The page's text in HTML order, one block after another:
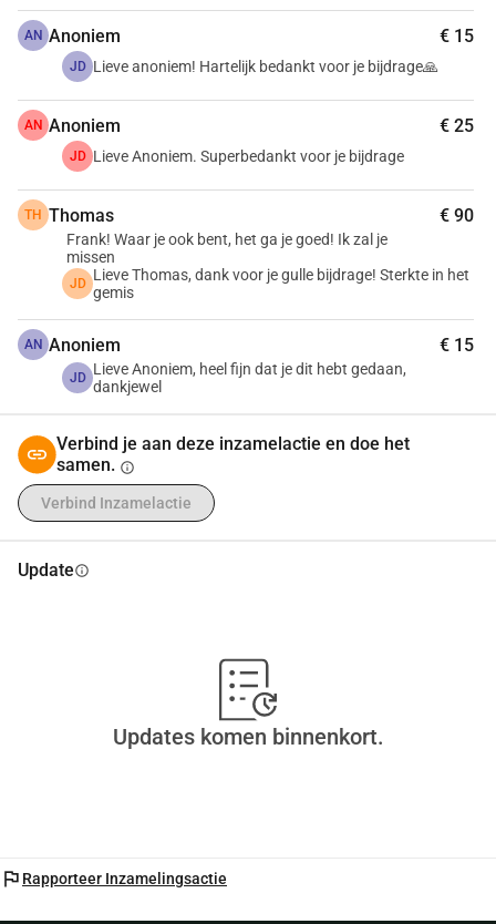
AN Anoniem € 15
JD Lieve anoniem! Hartelijk bedankt voor je bijdrage🙏
AN Anoniem € 25
JD Lieve Anoniem. Superbedankt voor je bijdrage
TH Thomas € 90
Frank! Waar je ook bent, het ga je goed! Ik zal je
missen
JD Lieve Thomas, dank voor je gulle bijdrage! Sterkte in het
gemis
AN Anoniem € 15
JD Lieve Anoniem, heel fijn dat je dit hebt gedaan,
dankjewel
Verbind je aan deze inzamelactie en doe het
samen. info
Verbind Inzamelactie
Updateinfo
Updates komen binnenkort.
flag Rapporteer Inzamelingsactie